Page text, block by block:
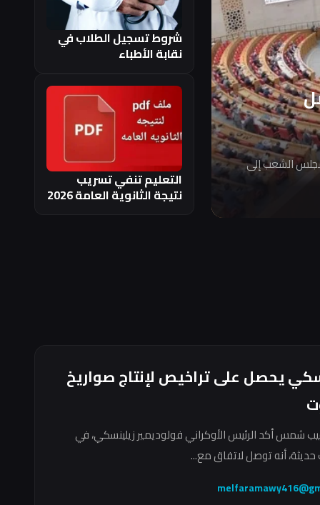
الشعب إلى
شروط تسجيل الطلاب في
نقابة الأطباء
التعليم تنفي تسريب
نتيجة الثانوية العامة 2026
يحصل على تراخيص لإنتاج صواريخ
شمس أكد الرئيس الأوكراني فولوديمير زيلينسكي، في
أنه توصل لاتفاق مع...